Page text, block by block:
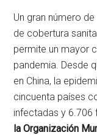
Un gran número
de cobertura
permite un mayor
pandemia. Desde
en China, la
cincuenta países
infectadas y 6.706
la Organización